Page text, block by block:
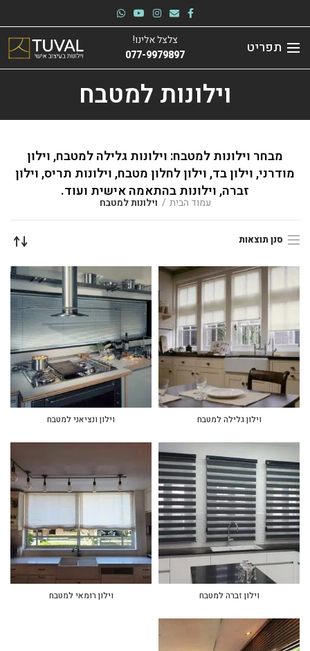
תפריט
צלצל אלינו!
077-9979897
וילונות למטבח
מבחר וילונות למטבח: וילונות גלילה למטבח, וילון
מודרני, וילון בד, וילון לחלון מטבח, וילונות תריס, וילון
זברה, וילונות בהתאמה אישית ועוד.
עמוד הבית וילונות למטבח
סנן תוצאות
וילון גלילה למטבח וילון ונציאני למטבח
וילון זברה למטבח וילון רומאי למטבח